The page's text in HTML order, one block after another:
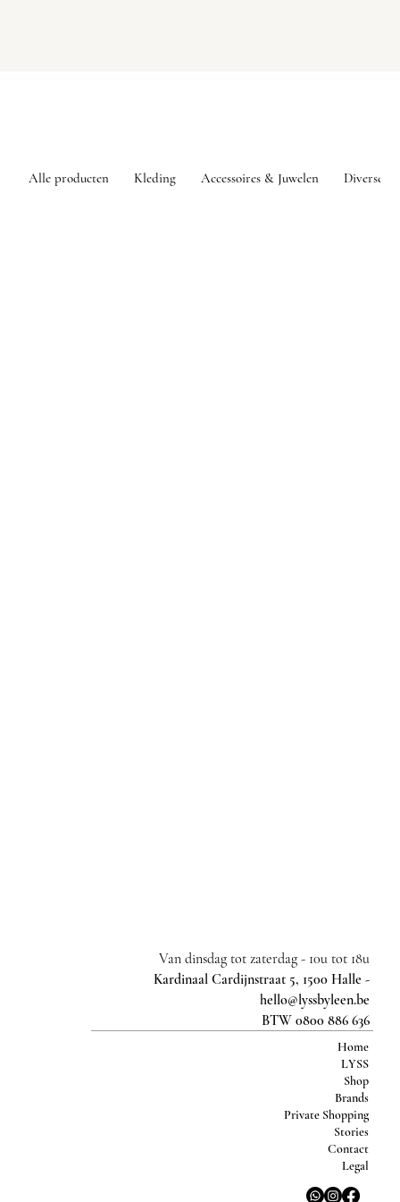
Alle producten Kleding Accessoires & Juwelen Diversen
Home
LYSS
Shop
Brands
Private Shopping
Stories
Contact
Legal
Van dinsdag tot zaterdag - 10u tot 18u
Kardinaal Cardijnstraat 5, 1500 Halle -
hello@lyssbyleen.be
BTW 0800 886 636